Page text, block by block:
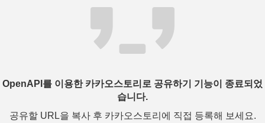
OpenAPI를 이용한 카카오스토리로 공유하기 기능이 종료되었
습니다.
공유할 URL을 복사 후 카카오스토리에 직접 등록해 보세요.